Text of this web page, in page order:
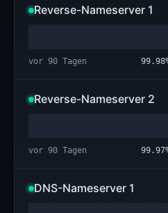
Reverse-Nameserver 1
vor 90 Tagen 99.98
Reverse-Nameserver 2
vor 90 Tagen 99.97
DNS-Nameserver 1